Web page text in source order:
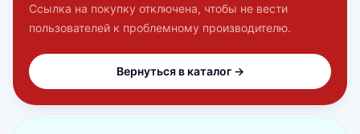
Ссылка на покупку отключена, чтобы не вести
пользователей к проблемному производителю.
Вернуться в каталог →